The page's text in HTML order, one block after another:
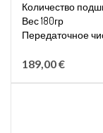
Количество
Вес 180гр
Передаточное
189,00 €